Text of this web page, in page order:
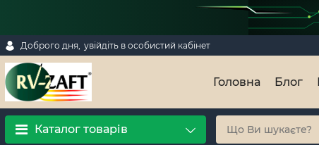
Доброго дня, увійдіть в особистий кабінет
Головна Блог
Каталог товарів